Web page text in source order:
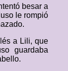
besar a
le rompió
a Lili, que
guardaba